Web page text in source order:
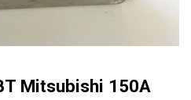
Mitsubishi 150A